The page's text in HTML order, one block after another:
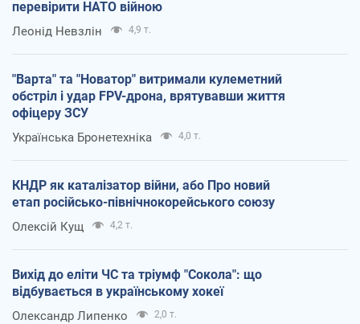
перевірити НАТО війною
Леонід Невзлін 4,9 т.
"Варта" та "Новатор" витримали кулеметний
обстріл і удар FPV-дрона, врятувавши життя
офіцеру ЗСУ
Українська Бронетехніка 4,0 т.
КНДР як каталізатор війни, або Про новий
етап російсько-північнокорейського союзу
Олексій Кущ 4,2 т.
Вихід до еліти ЧС та тріумф "Сокола": що
відбувається в українському хокеї
Олександр Липенко 2,0 т.